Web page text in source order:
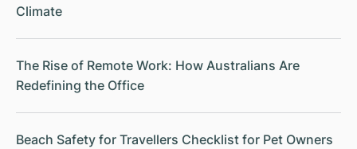
Climate
The Rise of Remote Work: How Australians Are
Redefining the Office
Beach Safety for Travellers Checklist for Pet Owners